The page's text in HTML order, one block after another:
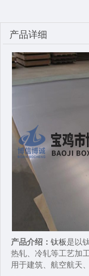
产品详细
产品介绍： 钛板是以‌
热轧、冷轧‌等工艺加
用于建筑、航空航天